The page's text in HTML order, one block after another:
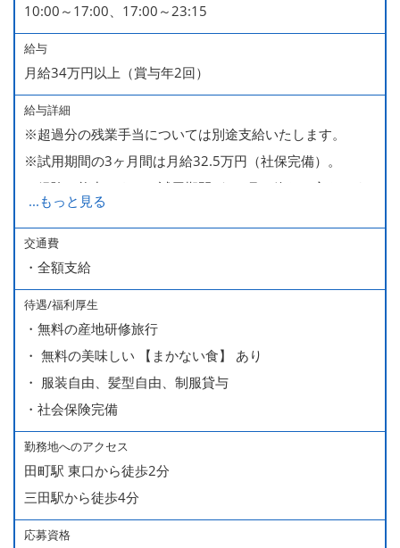
10:00～17:00、17:00～23:15
給与
月給34万円以上（賞与年2回）
給与詳細
※超過分の残業手当については別途支給いたします。
※試用期間の3ヶ月間は月給32.5万円（社保完備）。
経験・能力により、試用期間が1ヶ月で終わる方もいま
す。
※上記月給には、一律支給のみなし残業手当（月65時間
分・10万円）を含んでいます。
■ 昇給（随時）
■ 賞与 年２回（夏・秋）約１ヶ月分
■ インセンティブ制度（月額約4万円～20万円）
＊店長・料理長候補・統括店長・統括料理長候補の場合
＜給与モデル＞
450万円／社員（20代・入社1年目・入籍予定のパートナ
ー持ち）
490万円／店長代理（20代・入社2年目・入社後に結婚。
...もっと見る
交通費
・全額支給
待遇/福利厚生
・無料の産地研修旅行
・ 無料の美味しい 【まかない食】 あり
・ 服装自由、髪型自由、制服貸与
・社会保険完備
勤務地へのアクセス
田町駅 東口から徒歩2分
三田駅から徒歩4分
応募資格